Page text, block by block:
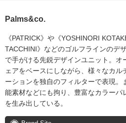
Palms&co.
《PATRICK》や《YOSHINORI
TACCHINI》などのゴルフラインのデ
で手がける先鋭デザインユニット。オ
ェアをベースにしながら、様々なカ
ーションを独自のフィルターで表現
能素材などにも拘り、豊富なカラーパ
を生み出している。